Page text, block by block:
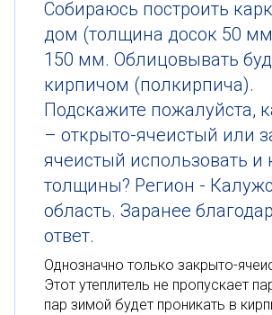
Собираюсь построить
дом (толщина досок 50
150 мм. Облицовывать
кирпичом (полкирпича).
Подскажите пожалуйста,
– открыто-ячеистый или
ячеистый использовать и
толщины? Регион -
область. Заранее
ответ.
Однозначно только закрыто-
Этот утеплитель не пропускает
пар зимой будет проникать в